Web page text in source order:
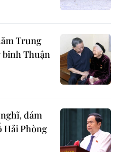
Trung
Thuận
dám
Hải Phòng